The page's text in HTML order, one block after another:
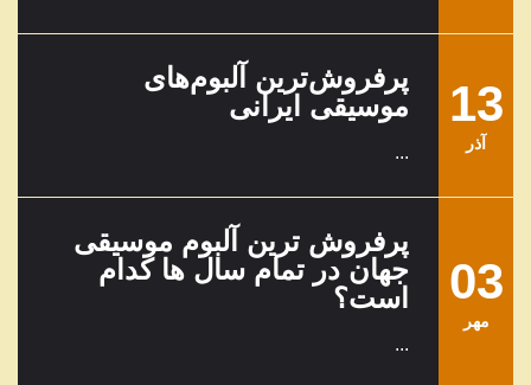
13
آذر
پرفروش‌ترین آلبوم‌های
موسیقی ایرانی
...
03
مهر
پرفروش ترین آلبوم موسیقی
جهان در تمام سال ها کدام
است؟
...